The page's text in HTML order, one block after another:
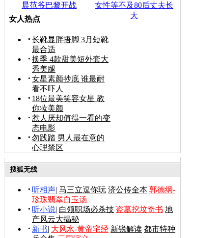
晨范爷巴黎开战
女性等不及80后丈夫长
大
女人热点
长靴显胖捂脚 3月短靴
最合适
换季 4款甜美短外套大
秀美腿
女星素颜抄底 谁最耐
看不吓人
18位最美笑容女星 教
你妆美颜
惹人厌却值得一看的变
态电影
勿践踏 男人最在意的
心理禁区
搜狐无线
听相声| 马三立逗你玩 济公传全本 郭德纲-
珍珠翡翠白玉汤
听小说| 白领职场必杀技 盗墓挖坟奇书 地
产风云大揭秘
新书| 大风水-黄帝宅经 新锐解读 都市特种